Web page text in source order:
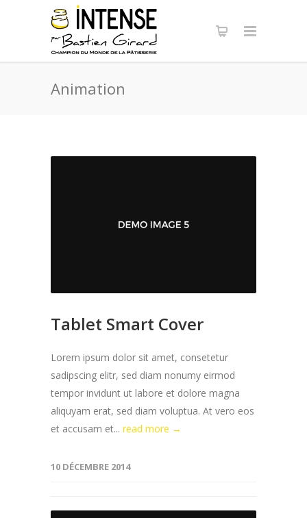
Panneau de gestion des cookies
Animation
Tablet Smart Cover
Lorem ipsum dolor sit amet, consetetur
sadipscing elitr, sed diam nonumy eirmod
tempor invidunt ut labore et dolore magna
aliquyam erat, sed diam voluptua. At vero eos
et accusam et... read more →
10 DÉCEMBRE 2014